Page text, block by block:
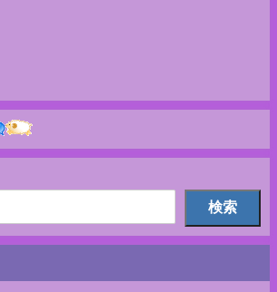
検索